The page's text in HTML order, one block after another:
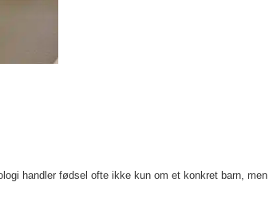
handler fødsel ofte ikke kun om et konkret barn,